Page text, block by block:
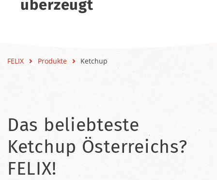
überzeugt
FELIX Produkte Ketchup
Das beliebteste
Ketchup Österreichs?
FELIX!